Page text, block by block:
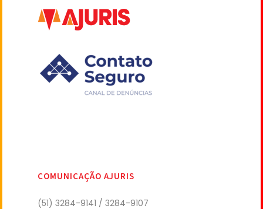
COMUNICAÇÃO AJURIS
(51) 3284-9141 / 3284-9107